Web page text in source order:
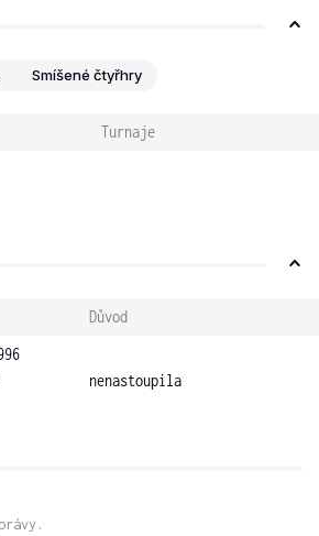
Smíšené čtyřhry
Turnaje
Důvod
nenastoupila